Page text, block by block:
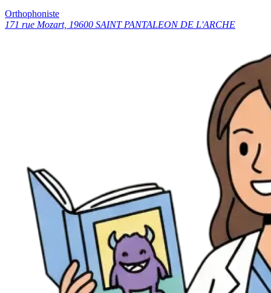
Orthophoniste
171 rue Mozart, 19600 SAINT PANTALEON DE L'ARCHE